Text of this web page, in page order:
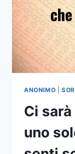
ANONIMO
Ci
uno